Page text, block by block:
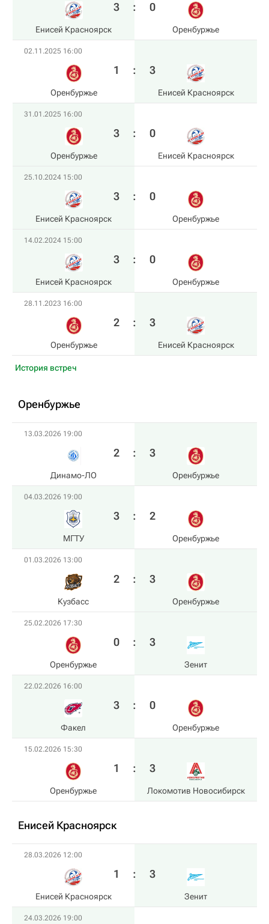
Енисей Красноярск
3 : 0
Оренбуржье
02.11.2025 16:00
Оренбуржье
1 : 3
Енисей Красноярск
31.01.2025 16:00
Оренбуржье
3 : 0
Енисей Красноярск
25.10.2024 15:00
Енисей Красноярск
3 : 0
Оренбуржье
14.02.2024 15:00
Енисей Красноярск
3 : 0
Оренбуржье
28.11.2023 16:00
Оренбуржье
2 : 3
Енисей Красноярск
История встреч
Оренбуржье
13.03.2026 19:00
Динамо-ЛО
2 : 3
Оренбуржье
04.03.2026 19:00
МГТУ
3 : 2
Оренбуржье
01.03.2026 13:00
Кузбасс
2 : 3
Оренбуржье
25.02.2026 17:30
Оренбуржье
0 : 3
Зенит
22.02.2026 16:00
Факел
3 : 0
Оренбуржье
15.02.2026 15:30
Оренбуржье
1 : 3
Локомотив Новосибирск
Енисей Красноярск
28.03.2026 12:00
Енисей Красноярск
1 : 3
Зенит
24.03.2026 19:00